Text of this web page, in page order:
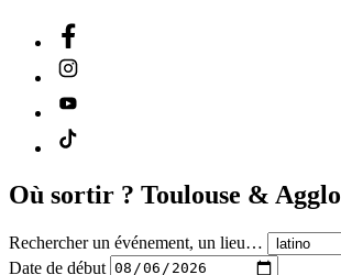
Où sortir ? Toulouse & Agglo
Rechercher un événement, un lieu…
Date de début